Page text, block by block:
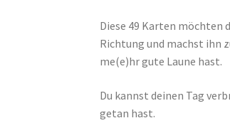
Diese 49 Karten möchten
Richtung und machst ihn
me(e)hr gute Laune hast.
Du kannst deinen Tag
getan hast.